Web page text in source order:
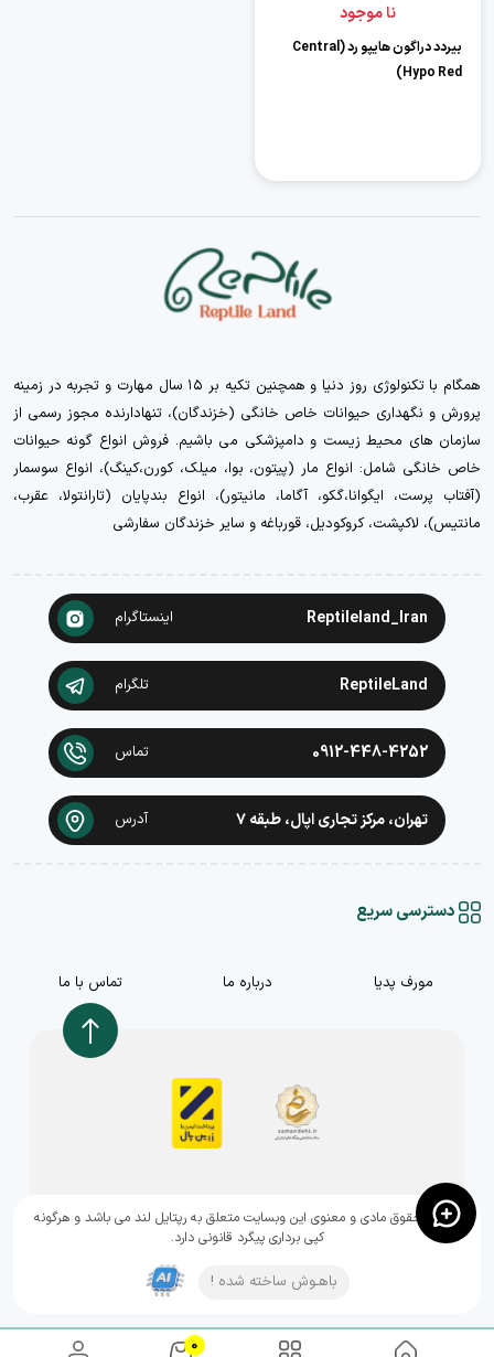
0
نا موجود
بیردد دراگون هایپو رد (Central
Hypo Red)
همگام با تکنولوژی روز دنیا و همچنین تکیه بر ۱۵ سال مهارت و تجربه در زمینه
پرورش و نگهداری حیوانات خاص خانگی (خزندگان)، تنهادارنده مجوز رسمی از
سازمان های محیط زیست و دامپزشکی می باشیم. فروش انواع گونه حیوانات
خاص خانگی شامل: انواع مار (پیتون، بوا، میلک، کورن،کینگ)، انواع سوسمار
(آفتاب پرست، ایگوانا،گکو، آگاما، مانیتور)، انواع بندپایان (تارانتولا، عقرب،
مانتیس)، لاکپشت، کروکودیل، قورباغه و سایر خزندگان سفارشی
Reptileland_Iran اینستاگرام
ReptileLand تلگرام
0912-448-4252 تماس
تهران، مرکز تجاری اپال، طبقه ۷ آدرس
دسترسی سریع
مورف پدیا درباره ما تماس با ما
,تمامی حقوق مادی و معنوی این وبسایت متعلق به رپتایل لند می باشد و هرگونه
کپی برداری پیگرد قانونی دارد.
باهـوش ساخته شده !